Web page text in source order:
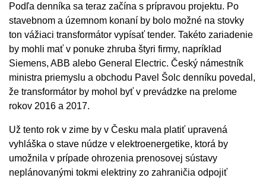
Podľa denníka sa teraz začína s prípravou projektu. Po
stavebnom a územnom konaní by bolo možné na stovky
ton vážiaci transformátor vypísať tender. Takéto zariadenie
by mohli mať v ponuke zhruba štyri firmy, napríklad
Siemens, ABB alebo General Electric. Český námestník
ministra priemyslu a obchodu Pavel Šolc denníku povedal,
že transformátor by mohol byť v prevádzke na prelome
rokov 2016 a 2017.
Už tento rok v zime by v Česku mala platiť upravená
vyhláška o stave núdze v elektroenergetike, ktorá by
umožnila v prípade ohrozenia prenosovej sústavy
neplánovanými tokmi elektriny zo zahraničia odpojiť